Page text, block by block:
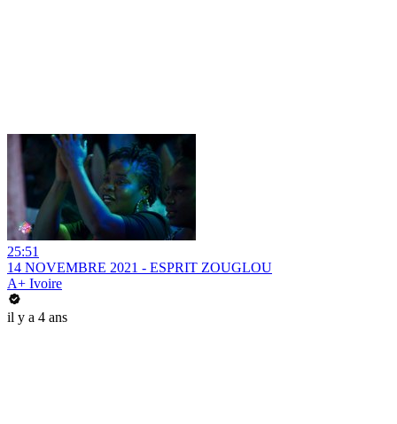
25:51
14 NOVEMBRE 2021 - ESPRIT ZOUGLOU
A+ Ivoire
il y a 4 ans